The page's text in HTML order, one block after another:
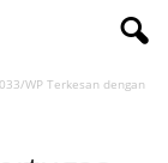
WP Terkesan dengan